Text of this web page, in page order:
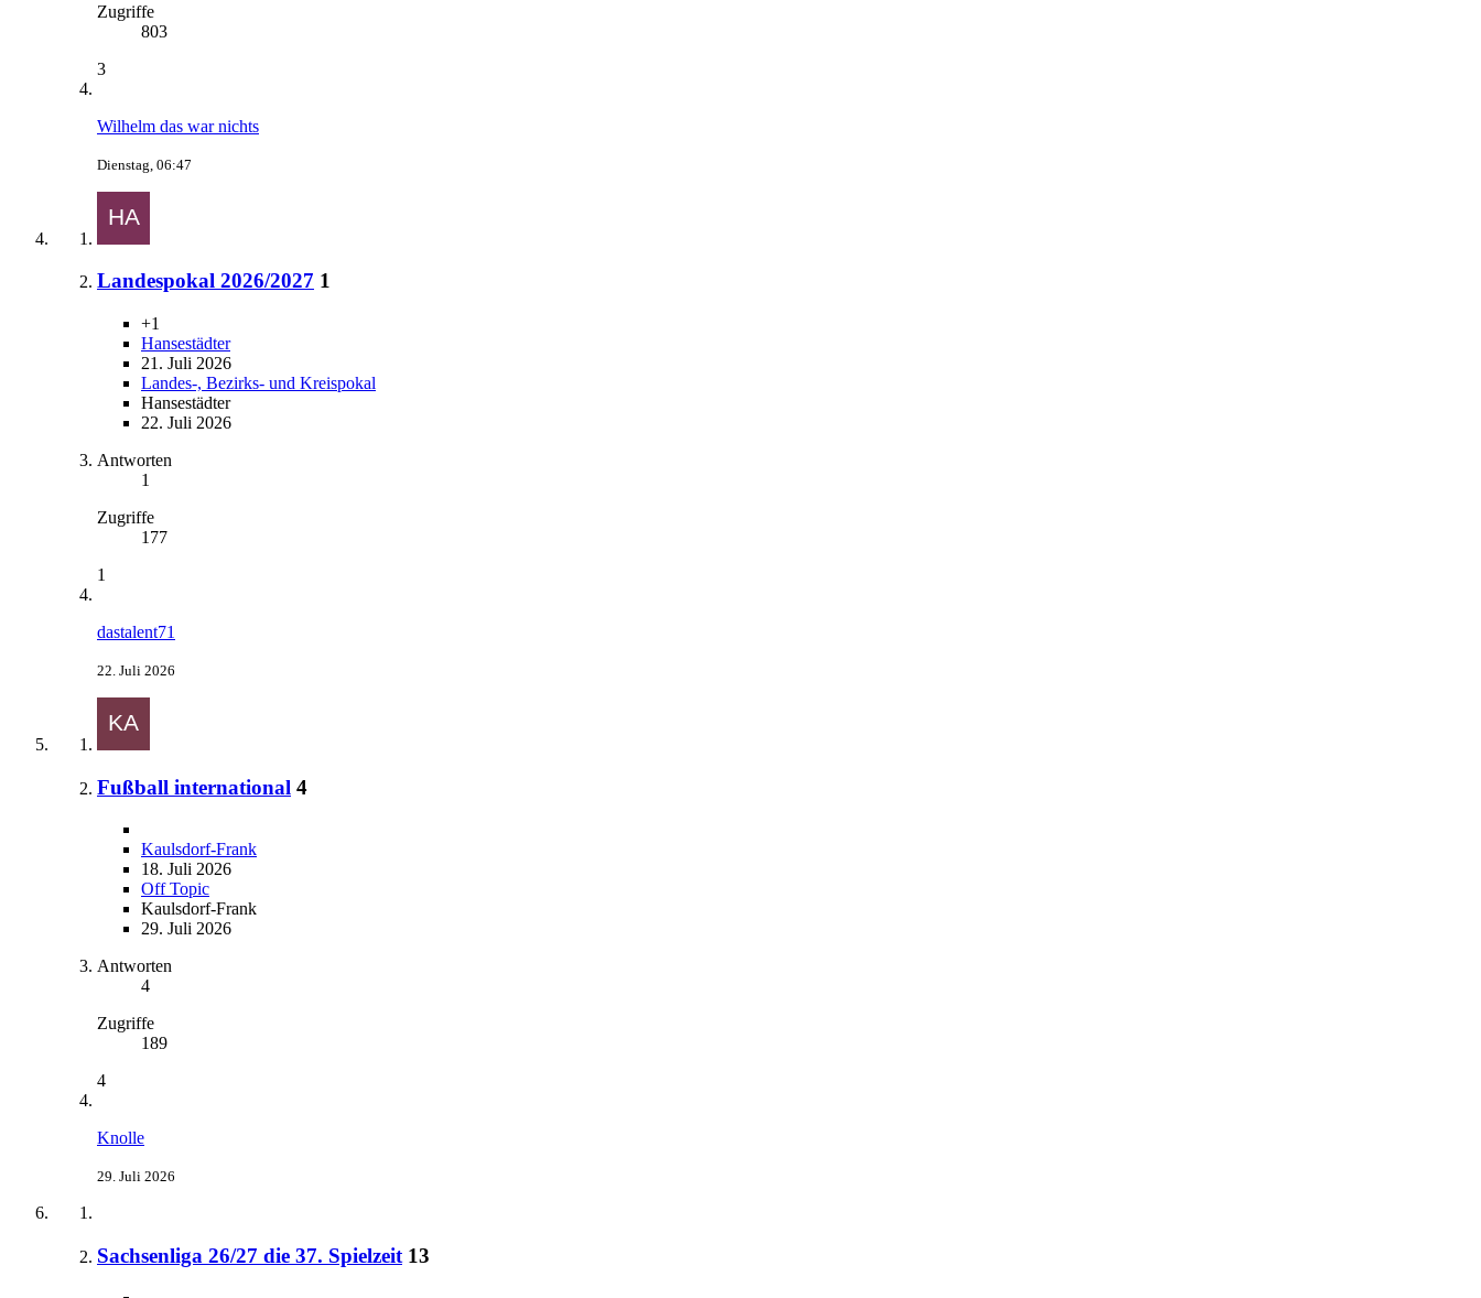
Zugriffe
803
3
Wilhelm das war nichts
Dienstag, 06:47
Landespokal 2026/2027 1
+1
Hansestädter
21. Juli 2026
Landes-, Bezirks- und Kreispokal
Hansestädter
22. Juli 2026
Antworten
1
Zugriffe
177
1
dastalent71
22. Juli 2026
Fußball international 4
Kaulsdorf-Frank
18. Juli 2026
Off Topic
Kaulsdorf-Frank
29. Juli 2026
Antworten
4
Zugriffe
189
4
Knolle
29. Juli 2026
Sachsenliga 26/27 die 37. Spielzeit 13